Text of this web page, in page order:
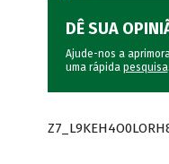
DÊ SUA
Ajude-nos a
uma rápida pesquisa.